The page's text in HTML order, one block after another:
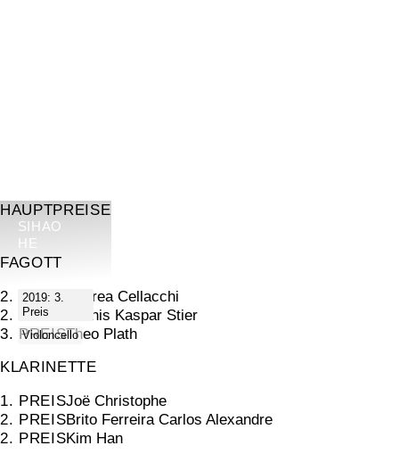
SIHAO
HE
2019: 3.
Preis
Violoncello
HAUPTPREISE
FAGOTT
2. PREIS
Andrea Cellacchi
2. PREIS
Mathis Kaspar Stier
3. PREISTheo Plath
KLARINETTE
1. PREISJoë Christophe
2. PREISBrito Ferreira Carlos Alexandre
2. PREISKim Han